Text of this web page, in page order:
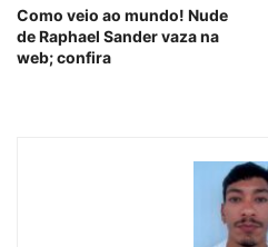
Como veio ao mundo! Nude
de Raphael Sander vaza na
web; confira